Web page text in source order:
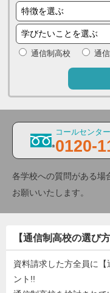
通信制高校 通
コールセンタ
0120-
各学校への質問がある場
お願いいたします。
【通信制高校の選び
資料請求した方全員に
ント!!